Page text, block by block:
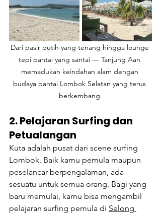
Dari pasir putih yang tenang hingga lounge
tepi pantai yang santai — Tanjung Aan
memadukan keindahan alam dengan
budaya pantai Lombok Selatan yang terus
berkembang.
2. Pelajaran Surfing dan
Petualangan
Kuta adalah pusat dari scene surfing
Lombok. Baik kamu pemula maupun
peselancar berpengalaman, ada
sesuatu untuk semua orang. Bagi yang
baru memulai, kamu bisa mengambil
pelajaran surfing pemula di Selong